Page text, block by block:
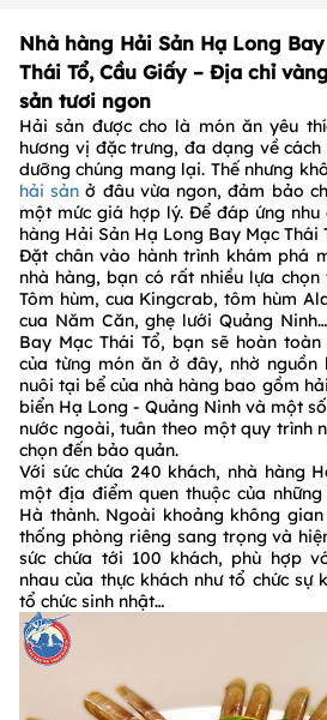
Nhà hàng Hải Sản Hạ Long
Thái Tổ, Cầu Giấy – Địa chỉ
sản tươi ngon
Hải sản được cho là món ăn yêu
hương vị đặc trưng, đa dạng về
dưỡng chúng mang lại. Thế nhưng
hải sản ở đâu vừa ngon, đảm bảo
một mức giá hợp lý. Để đáp ứng nhu
hàng Hải Sản Hạ Long Bay Mạc Thái
Đặt chân vào hành trình khám phá
nhà hàng, bạn có rất nhiều lựa
Tôm hùm, cua Kingcrab, tôm hùm
cua Năm Căn, ghẹ lưới Quảng
Bay Mạc Thái Tổ, bạn sẽ hoàn
của từng món ăn ở đây, nhờ nguồn
nuôi tại bể của nhà hàng bao gồm
biển Hạ Long - Quảng Ninh và một
nước ngoài, tuân theo một quy trình
chọn đến bảo quản.
Với sức chứa 240 khách, nhà hàng
một địa điểm quen thuộc của
Hà thành. Ngoài khoảng không
thống phòng riêng sang trọng và
sức chứa tới 100 khách, phù hợp
nhau của thực khách như tổ chức sự
tổ chức sinh nhật…